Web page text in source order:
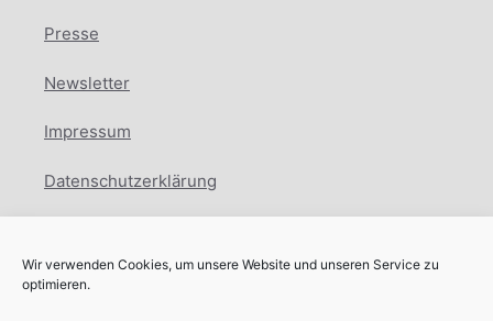
Wir verwenden Cookies, um unsere Website und unseren Service zu
optimieren.
Presse
Newsletter
Impressum
Datenschutzerklärung
Facebook
Instagram
LinkedIn